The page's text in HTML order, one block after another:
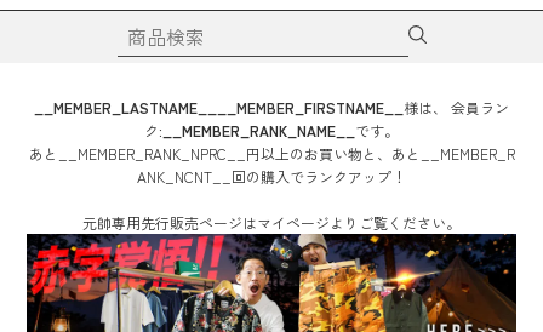
__MEMBER_LASTNAME__ __MEMBER_FIRSTNAME__ 様は、
会員ラン
ク: __MEMBER_RANK_NAME__ です。
あと
__MEMBER_RANK_NPRC__ 円以上のお買い物と、あと
__MEMBER_R
ANK_NCNT__ 回の購入でランクアップ！
元帥専用先行販売ページはマイページよりご覧ください。